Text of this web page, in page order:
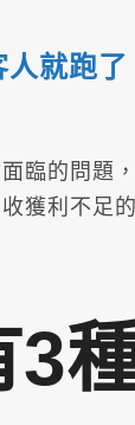
就跑
臨的問題
獲利不足
3